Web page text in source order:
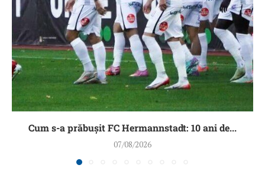
Cum s-a prăbușit FC Hermannstadt: 10 ani de...
07/08/2026